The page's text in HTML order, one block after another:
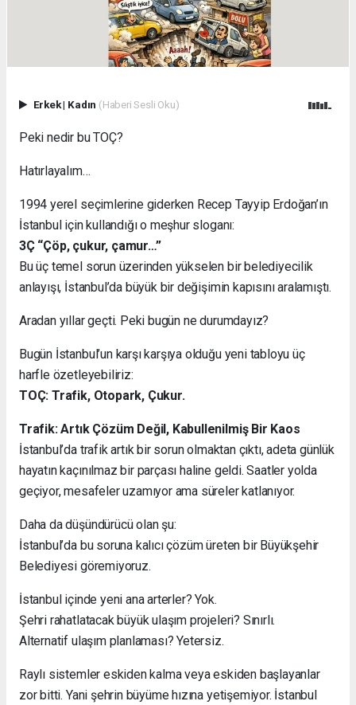
Erkek| Kadın (Haberi Sesli Oku)
Peki nedir bu TOÇ?
Hatırlayalım…
1994 yerel seçimlerine giderken Recep Tayyip Erdoğan’ın
İstanbul için kullandığı o meşhur sloganı:
3Ç “Çöp, çukur, çamur…”
Bu üç temel sorun üzerinden yükselen bir belediyecilik
anlayışı, İstanbul’da büyük bir değişimin kapısını aralamıştı.
Aradan yıllar geçti. Peki bugün ne durumdayız?
Bugün İstanbul’un karşı karşıya olduğu yeni tabloyu üç
harfle özetleyebiliriz:
TOÇ: Trafik, Otopark, Çukur.
Trafik: Artık Çözüm Değil, Kabullenilmiş Bir Kaos
İstanbul’da trafik artık bir sorun olmaktan çıktı, adeta günlük
hayatın kaçınılmaz bir parçası haline geldi. Saatler yolda
geçiyor, mesafeler uzamıyor ama süreler katlanıyor.
Daha da düşündürücü olan şu:
İstanbul’da bu soruna kalıcı çözüm üreten bir Büyükşehir
Belediyesi göremiyoruz.
İstanbul içinde yeni ana arterler? Yok.
Şehri rahatlatacak büyük ulaşım projeleri? Sınırlı.
Alternatif ulaşım planlaması? Yetersiz.
Raylı sistemler eskiden kalma veya eskiden başlayanlar
zor bitti. Yani şehrin büyüme hızına yetişemiyor. İstanbul